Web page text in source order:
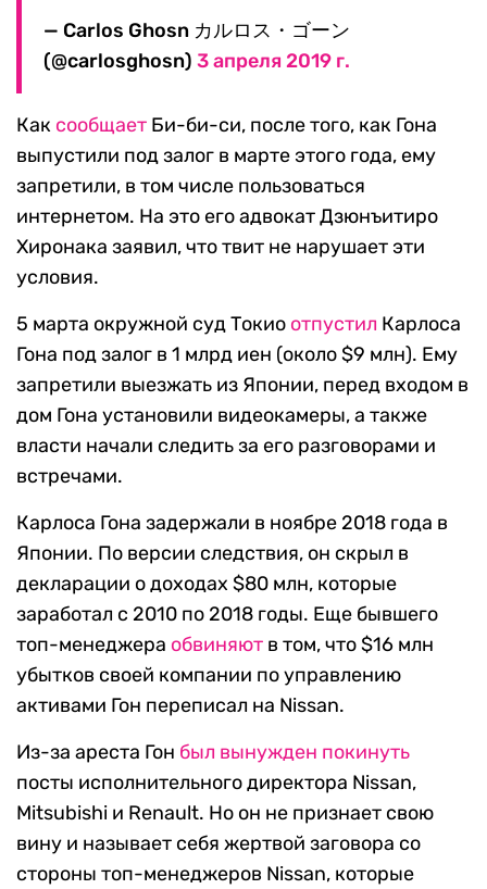
— Carlos Ghosn カルロス・ゴーン
(@carlosghosn) 3 апреля 2019 г.
Как сообщает Би-би-си, после того, как Гона
выпустили под залог в марте этого года, ему
запретили, в том числе пользоваться
интернетом. На это его адвокат Дзюнъитиро
Хиронака заявил, что твит не нарушает эти
условия.
5 марта окружной суд Токио отпустил Карлоса
Гона под залог в 1 млрд иен (около $9 млн). Ему
запретили выезжать из Японии, перед входом в
дом Гона установили видеокамеры, а также
власти начали следить за его разговорами и
встречами.
Карлоса Гона задержали в ноябре 2018 года в
Японии. По версии следствия, он скрыл в
декларации о доходах $80 млн, которые
заработал с 2010 по 2018 годы. Еще бывшего
топ-менеджера обвиняют в том, что $16 млн
убытков своей компании по управлению
активами Гон переписал на Nissan.
Из-за ареста Гон был вынужден покинуть
посты исполнительного директора Nissan,
Mitsubishi и Renault. Но он не признает свою
вину и называет себя жертвой заговора со
стороны топ-менеджеров Nissan, которые